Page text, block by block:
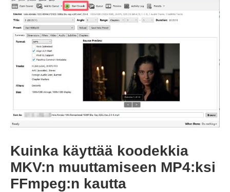
Vaihe 1.
Kuinka käyttää koodekkia
MKV:n muuttamiseen MP4:ksi
FFmpeg:n kautta